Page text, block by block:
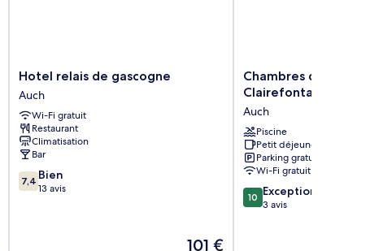
Hotel
relais
de
gascogne
Auch
Hotel relais de gascogne
Auch
Wi-Fi gratuit
Restaurant
Climatisation
Bar
7.4
sur
7,4 Bien
13 avis
Le
101 €
Chambres
d'hôtes
Clairefontaine
Auch
Chambres d'hôtes A
Clairefontaine
Auch
Piscine
Petit déjeuner gratuit
Parking gratuit
Wi-Fi gratuit
10.0
sur
10 Exceptionnel
3 avis